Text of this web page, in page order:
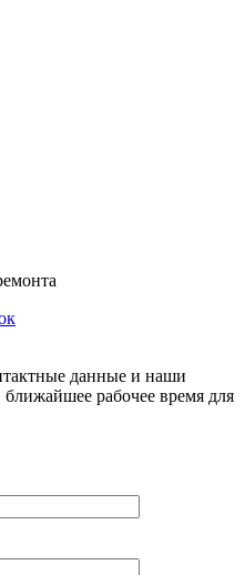
данные и наши
рабочее время для